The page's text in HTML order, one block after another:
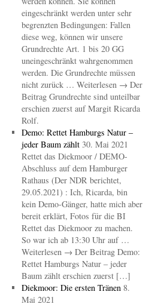
eingeschränkt werden unter sehr
begrenzten Bedingungen: Fallen
diese weg, können wir unsere
Grundrechte Art. 1 bis 20 GG
uneingeschränkt wahrgenommen
werden. Die Grundrechte müssen
nicht zurück … Weiterlesen → Der
Beitrag Grundrechte sind unteilbar
erschien zuerst auf Margit Ricarda
Rolf.
Demo: Rettet Hamburgs Natur –
jeder Baum zählt 30. Mai 2021
Rettet das Diekmoor / DEMO-
Abschluss auf dem Hamburger
Rathaus (Der NDR berichtet,
29.05.2021) : Ich, Ricarda, bin
kein Demo-Gänger, hatte mich aber
bereit erklärt, Fotos für die BI
Rettet das Diekmoor zu machen.
So war ich ab 13:30 Uhr auf …
Weiterlesen → Der Beitrag Demo:
Rettet Hamburgs Natur – jeder
Baum zählt erschien zuerst […]
Diekmoor: Die ersten Tränen 8.
Mai 2021